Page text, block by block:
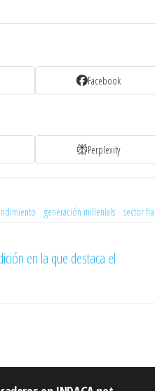
Facebook
Perplexity
generación millenials sector
en la que destaca el